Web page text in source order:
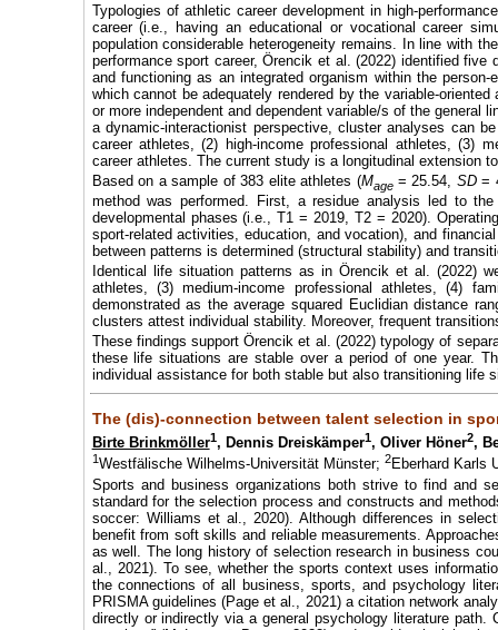
Typologies of athletic career development in high-
career (i.e., having an educational or vocational career
population considerable heterogeneity remains. In line with
performance sport career, Örencik et al. (2022) identified
and functioning as an integrated organism within the
which cannot be adequately rendered by the variable-
or more independent and dependent variable/s of the general
a dynamic-interactionist perspective, cluster analyses can
career athletes, (2) high-income professional athletes, (3)
career athletes. The current study is a longitudinal extension
Based on a sample of 383 elite athletes (Mage = 25.54, SD=
method was performed. First, a residue analysis led to
developmental phases (i.e., T1 = 2019, T2 = 2020).
sport-related activities, education, and vocation), and
between patterns is determined (structural stability) and
Identical life situation patterns as in Örencik et al. (2022)
athletes, (3) medium-income professional athletes, (4)
demonstrated as the average squared Euclidian distance
clusters attest individual stability. Moreover, frequent
These findings support Örencik et al. (2022) typology of
these life situations are stable over a period of one year.
individual assistance for both stable but also transitioning life
The (dis)-connection between talent selection in
Birte Brinkmöller1, Dennis Dreiskämper1, Oliver Höner2,
1Westfälische Wilhelms-Universität Münster; 2Eberhard Karls
Sports and business organizations both strive to find and
standard for the selection process and constructs and
soccer: Williams et al., 2020). Although differences in
benefit from soft skills and reliable measurements.
as well. The long history of selection research in business
al., 2021). To see, whether the sports context uses
the connections of all business, sports, and psychology
PRISMA guidelines (Page et al., 2021) a citation network
directly or indirectly via a general psychology literature